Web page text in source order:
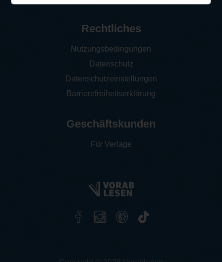
Rechtliches
Nutzungsbedingungen
Datenschutz
Datenschutzeinstellungen
Barrierefreiheitserklärung
Geschäftskunden
Für Verlage